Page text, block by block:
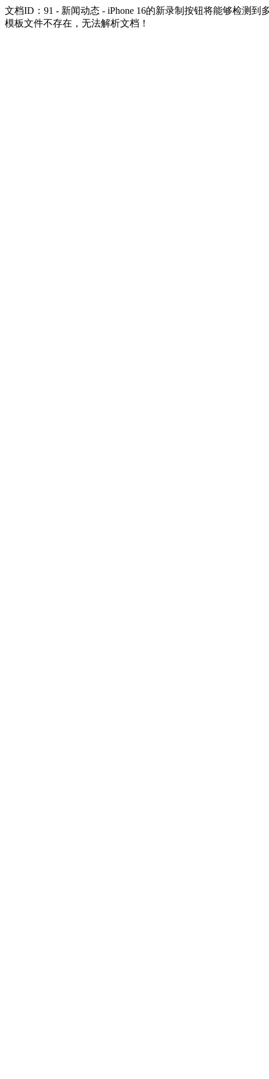
文档ID：91 - 新闻动态 - iPhone 16的新录制按钮将能够检测到
模板文件不存在，无法解析文档！